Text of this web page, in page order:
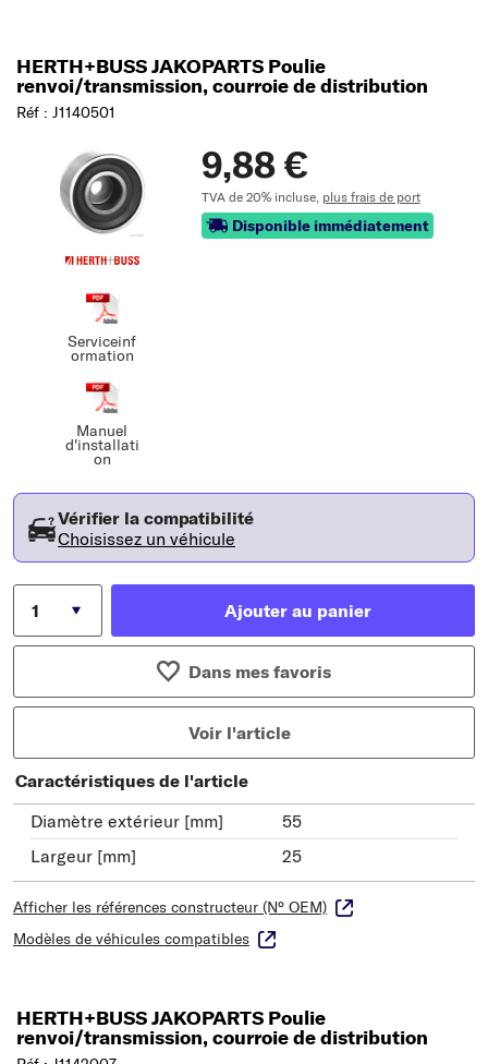
HERTH+BUSS JAKOPARTS Poulie
renvoi/transmission, courroie de distribution
Réf : J1140501
Serviceinf
ormation
Manuel
d'installati
on
9,88 €
TVA de 20% incluse, plus frais de port
Disponible immédiatement
Vérifier la compatibilité
Choisissez un véhicule
Ajouter au panier
Dans mes favoris
Voir l'article
Caractéristiques de l'article
Diamètre extérieur [mm]
55
Largeur [mm]
25
Afficher les références constructeur (N° OEM)
Modèles de véhicules compatibles
HERTH+BUSS JAKOPARTS Poulie
renvoi/transmission, courroie de distribution